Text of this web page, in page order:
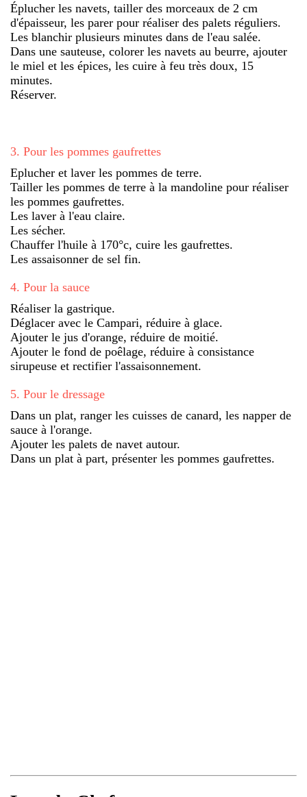
Éplucher les navets, tailler des morceaux de 2 cm
d'épaisseur, les parer pour réaliser des palets réguliers.
Les blanchir plusieurs minutes dans de l'eau salée.
Dans une sauteuse, colorer les navets au beurre, ajouter
le miel et les épices, les cuire à feu très doux, 15
minutes.
Réserver.
3. Pour les pommes gaufrettes
Eplucher et laver les pommes de terre.
Tailler les pommes de terre à la mandoline pour réaliser
les pommes gaufrettes.
Les laver à l'eau claire.
Les sécher.
Chauffer l'huile à 170°c, cuire les gaufrettes.
Les assaisonner de sel fin.
4. Pour la sauce
Réaliser la gastrique.
Déglacer avec le Campari, réduire à glace.
Ajouter le jus d'orange, réduire de moitié.
Ajouter le fond de poêlage, réduire à consistance
sirupeuse et rectifier l'assaisonnement.
5. Pour le dressage
Dans un plat, ranger les cuisses de canard, les napper de
sauce à l'orange.
Ajouter les palets de navet autour.
Dans un plat à part, présenter les pommes gaufrettes.